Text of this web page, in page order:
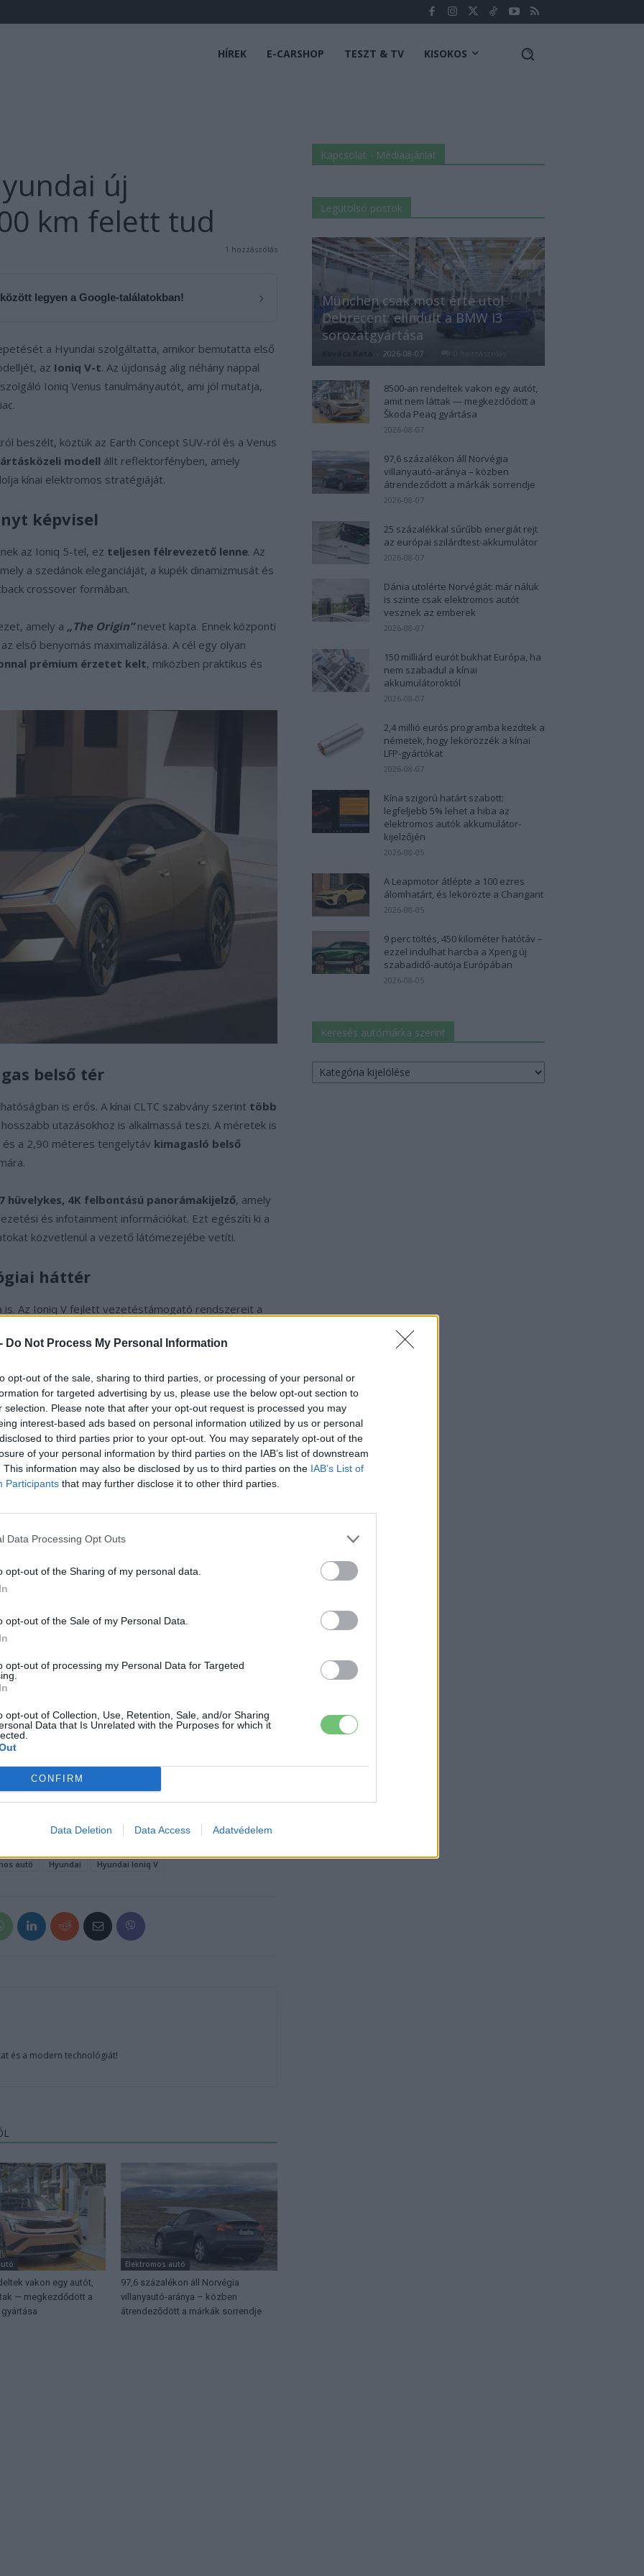
Do Not Process My Personal Information
opt-out of the sale, sharing to third parties, or processing of your personal or
for targeted advertising by us, please use the below opt-out section to
selection. Please note that after your opt-out request is processed you may
interest-based ads based on personal information utilized by us or personal
to third parties prior to your opt-out. You may separately opt-out of the
of your personal information by third parties on the IAB’s list of downstream
This information may also be disclosed by us to third parties on the IAB’s List of
Participants that may further disclose it to other third parties.
Data Processing Opt Outs
opt-out of the Sharing of my personal data.
opt-out of the Sale of my Personal Data.
opt-out of processing my Personal Data for Targeted
opt-out of Collection, Use, Retention, Sale, and/or Sharing
Data that Is Unrelated with the Purposes for which it
CONFIRM
Data Deletion Data Access Adatvédelem
HÍREK E-CARSHOP TESZT & TV KISOKOS
új
km felett tud
1 hozzászólás
legyen a Google-találatokban! ›
a Hyundai szolgáltatta, amikor bemutatta első
az Ioniq V-t. Az újdonság alig néhány nappal
Ioniq Venus tanulmányautót, ami jól mutatja,
beszélt, köztük az Earth Concept SUV-ról és a Venus
modell állt reflektorfényben, amely
kínai elektromos stratégiáját.
képvisel
az Ioniq 5-tel, ez teljesen félrevezető lenne. Az
a szedánok eleganciáját, a kupék dinamizmusát és
crossover formában.
amely a „The Origin”nevet kapta. Ennek központi
első benyomás maximalizálása. A cél egy olyan
prémium érzetet kelt, miközben praktikus és
belső tér
is erős. A kínai CLTC szabvány szerint több
utazásokhoz is alkalmassá teszi. A méretek is
a 2,90 méteres tengelytáv kimagasló belső
hüvelykes, 4K felbontású panorámakijelző, amely
és infotainment információkat. Ezt egészíti ki a
közvetlenül a vezető látómezejébe vetíti.
háttér
is. Az Ioniq V fejlett vezetéstámogató rendszereit a
széles körében segíti az autóst.
asszisztens teszi teljessé, amely nagy nyelvi
chipjét használja. Ez lehetővé teszi, hogy az
, így a kezelése egyszerűbb és
tervek Kínában
a BAIC együttműködésével. A két vállalat nemrég
a közös vállalat fejlesztésébe, ami jól mutatja a
érkezika kínai piacra, ami brutális tempót jelent
felismerte: Kínában nem elég a globális modelleket
jelentik a jövőt, különösen az elektromos autók
a jövőben más régiókban is megjelennek
további tartalmakért! ›
autó Hyundai Hyundai Ioniq V
és a modern technológiát!
vakon egy autót,
— megkezdődött a
Elektromos autó
97,6 százalékon áll Norvégia
villanyautó-aránya – közben
átrendeződött a márkák sorrendje
Kapcsolat - Médiaajánlat
Legutolsó postok
München csak most érte utol
Debrecent: elindult a BMW i3
sorozatgyártása
- 2026-08-07
8500-an rendeltek vakon egy autót,
amit nem láttak — megkezdődött a
Škoda Peaq gyártása
2026-08-07
97,6 százalékon áll Norvégia
villanyautó-aránya – közben
átrendeződött a márkák sorrendje
2026-08-07
25 százalékkal sűrűbb energiát rejt
az európai szilárdtest-akkumulátor
2026-08-07
Dánia utolérte Norvégiát: már náluk
is szinte csak elektromos autót
vesznek az emberek
2026-08-07
150 milliárd eurót bukhat Európa, ha
nem szabadul a kínai
akkumulátoroktól
2026-08-07
2,4 millió eurós programba kezdtek a
németek, hogy lekörözzék a kínai
LFP-gyártókat
2026-08-07
Kína szigorú határt szabott:
legfeljebb 5% lehet a hiba az
elektromos autók akkumulátor-
kijelzőjén
2026-08-05
A Leapmotor átlépte a 100 ezres
álomhatárt, és lekörözte a Changant
2026-08-05
9 perc töltés, 450 kilométer hatótáv –
ezzel indulhat harcba a Xpeng új
szabadidő-autója Európában
2026-08-05
Keresés autómárka szerint
Keresés
autómárka